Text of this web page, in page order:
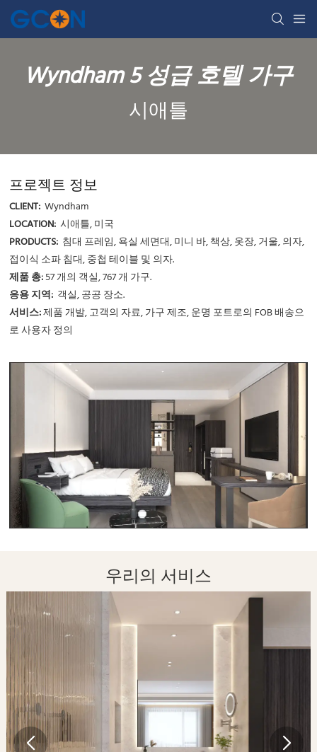
Wyndham 5 성급 호텔 가구
시애틀
프로젝트 정보
CLIENT: Wyndham
LOCATION: 시애틀, 미국
PRODUCTS: 침대 프레임, 욕실 세면대, 미니 바, 책상, 옷장, 거울, 의자,
접이식 소파 침대, 중첩 테이블 및 의자.
제품 총:57 개의 객실, 767 개 가구.
응용 지역: 객실, 공공 장소.
서비스:제품 개발, 고객의 자료, 가구 제조, 운명 포트로의 FOB 배송으
로 사용자 정의
우리의 서비스